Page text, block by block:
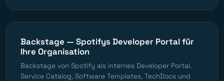
Backstage — Spotifys Developer Portal für
Ihre Organisation
Backstage von Spotify als internes Developer Portal.
Service Catalog, Software Templates, TechDocs und